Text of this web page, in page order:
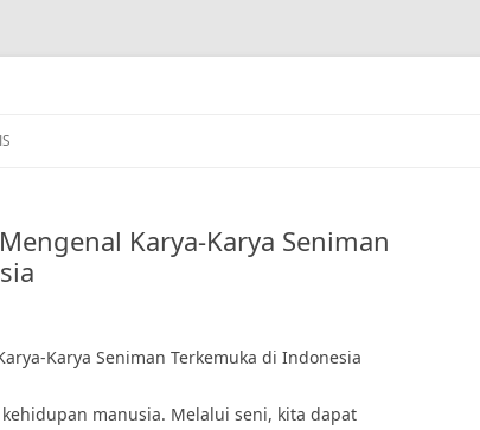
Karya-Karya Seniman
Karya Seniman Terkemuka di Indonesia
manusia. Melalui seni, kita dapat